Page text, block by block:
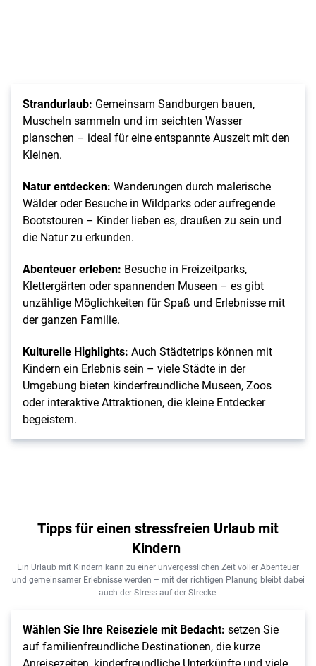
Strandurlaub: Gemeinsam Sandburgen bauen,
Muscheln sammeln und im seichten Wasser
planschen – ideal für eine entspannte Auszeit mit den
Kleinen.
Natur entdecken: Wanderungen durch malerische
Wälder oder Besuche in Wildparks oder aufregende
Bootstouren – Kinder lieben es, draußen zu sein und
die Natur zu erkunden.
Abenteuer erleben: Besuche in Freizeitparks,
Klettergärten oder spannenden Museen – es gibt
unzählige Möglichkeiten für Spaß und Erlebnisse mit
der ganzen Familie.
Kulturelle Highlights: Auch Städtetrips können mit
Kindern ein Erlebnis sein – viele Städte in der
Umgebung bieten kinderfreundliche Museen, Zoos
oder interaktive Attraktionen, die kleine Entdecker
begeistern.
Tipps für einen stressfreien Urlaub mit
Kindern
Ein Urlaub mit Kindern kann zu einer unvergesslichen Zeit voller Abenteuer
und gemeinsamer Erlebnisse werden – mit der richtigen Planung bleibt dabei
auch der Stress auf der Strecke.
Wählen Sie Ihre Reiseziele mit Bedacht: setzen Sie
auf familienfreundliche Destinationen, die kurze
Anreisezeiten, kinderfreundliche Unterkünfte und viele